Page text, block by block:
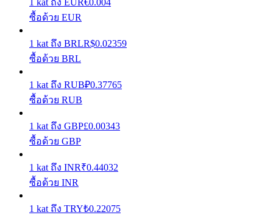
รับรางวัลการแข่งขันทุกวัน
ผลตอบแทนสูงและเข้าถึงได้ทันที
ซื้อด้วย EUR
1 kat ถึง BRLR$0.02359
ซื้อด้วย BRL
1 kat ถึง RUB₽0.37765
ซื้อด้วย RUB
1 kat ถึง GBP£0.00343
ซื้อด้วย GBP
1 kat ถึง INR₹0.44032
ซื้อด้วย INR
1 kat ถึง TRY₺0.22075